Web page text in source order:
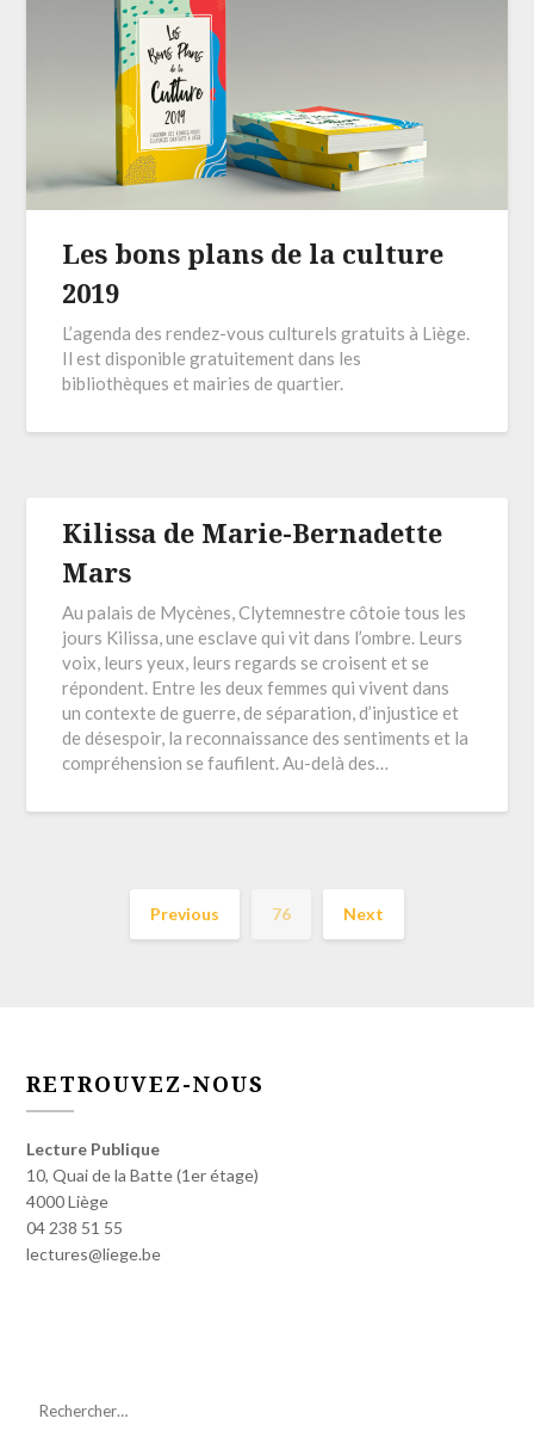
Les bons plans de la culture
2019
L’agenda des rendez-vous culturels gratuits à Liège.
Il est disponible gratuitement dans les
bibliothèques et mairies de quartier.
Kilissa de Marie-Bernadette
Mars
Au palais de Mycènes, Clytemnestre côtoie tous les
jours Kilissa, une esclave qui vit dans l’ombre. Leurs
voix, leurs yeux, leurs regards se croisent et se
répondent. Entre les deux femmes qui vivent dans
un contexte de guerre, de séparation, d’injustice et
de désespoir, la reconnaissance des sentiments et la
compréhension se faufilent. Au-delà des…
Previous 76 Next
RETROUVEZ-NOUS
Lecture Publique
10, Quai de la Batte (1er étage)
4000 Liège
04 238 51 55
lectures@liege.be